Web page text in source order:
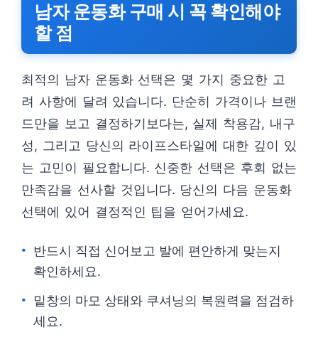
남자 운동화 구매 시 꼭 확인해야
할 점
최적의 남자 운동화 선택은 몇 가지 중요한 고
려 사항에 달려 있습니다. 단순히 가격이나 브랜
드만을 보고 결정하기보다는, 실제 착용감, 내구
성, 그리고 당신의 라이프스타일에 대한 깊이 있
는 고민이 필요합니다. 신중한 선택은 후회 없는
만족감을 선사할 것입니다. 당신의 다음 운동화
선택에 있어 결정적인 팁을 얻어가세요.
반드시 직접 신어보고 발에 편안하게 맞는지
확인하세요.
밑창의 마모 상태와 쿠셔닝의 복원력을 점검하
세요.